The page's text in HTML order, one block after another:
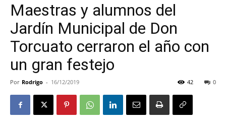
Maestras y alumnos del
Jardín Municipal de Don
Torcuato cerraron el año con
un gran festejo
Por Rodrigo - 16/12/2019 0
42